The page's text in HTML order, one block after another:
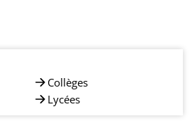
Collèges
Lycées